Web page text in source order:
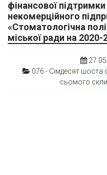
фінансової
некомерційного
«Стоматологічна
міської ради на 2020-
076 - Сімдесят шоста
сьомого